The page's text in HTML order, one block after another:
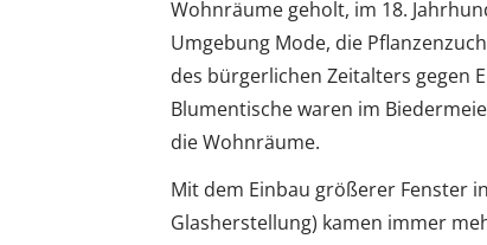
Wohnräume geholt, im 18.
Umgebung Mode, die
des bürgerlichen Zeitalters gegen
Blumentische waren im
die Wohnräume.
Mit dem Einbau größerer Fenster
Glasherstellung) kamen immer